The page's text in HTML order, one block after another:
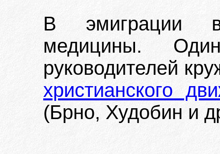
В эмиграции в
медицины.
руководителей
христианского
(Брно, Худобин и